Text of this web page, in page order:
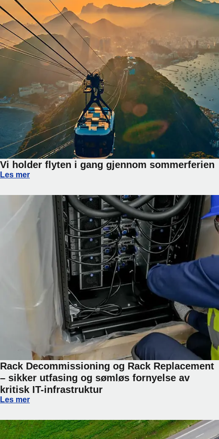
Vi holder flyten i gang gjennom sommerferien
Vi holder flyten i gang gjennom sommerferien
Les mer
Rack Decommissioning og Rack Replacement
– sikker utfasing og sømløs fornyelse av
kritisk IT-infrastruktur
Rack Decommissioning og Rack Replacement – sikker
Les mer